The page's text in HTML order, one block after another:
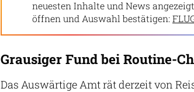
neuesten Inhalte und News
öffnen und Auswahl bestätigen:
Grausiger Fund bei Routine-
Das Auswärtige Amt rät derzeit von